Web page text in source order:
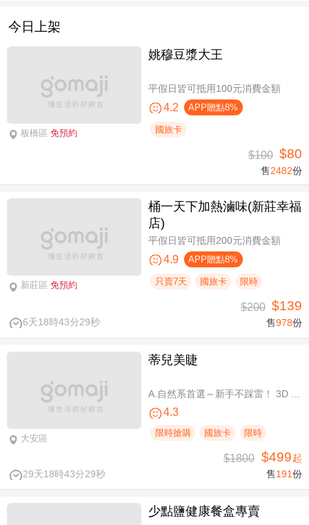
今日上架
板橋區 免預約
姚穆豆漿大王
平假日皆可抵用100元消費金額
4.2 APP贈點8%
國旅卡
$100 $80
售2482份
新莊區 免預約
桶一天下加熱滷味(新莊幸福
店)
平假日皆可抵用200元消費金額
4.9 APP贈點8%
只賣7天 國旅卡 限時
6天18時43分28秒
$200 $139
售978份
大安區
蒂兒美睫
4.3
限時搶購 國旅卡 限時
29天18時43分28秒
$1800 $499起
售191份
少點鹽健康餐盒專賣